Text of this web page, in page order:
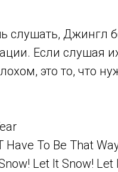
слушать, Джингл
Если слушая
это то, что
Have To Be That
Let It Snow! Let